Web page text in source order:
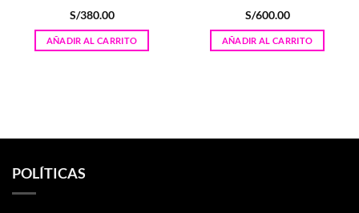
S/380.00
AÑADIR AL CARRITO
S/600.00
AÑADIR AL CARRITO
POLÍTICAS